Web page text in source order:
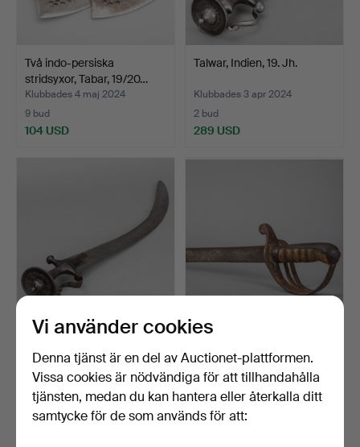
Två indo-persiska
stridsyxor, Tabar, 19/20…
Klubbades 4 maj 2024
9 bud
104 USD
Talwar, Indien, 19. Jh.
Klubbades 3 apr 2024
2 bud
289 USD
Kilidsch-formad talwar,
Indien, 1600-talet…
Klubbades 3 apr 2024
8 bud
577 USD
Sabel med enkelkantigt
blad.
Klubbades 18 mar 2024
1 bud
58 USD
Vi använder cookies
Denna tjänst är en del av Auctionet-plattformen.
Vissa cookies är nödvändiga för att tillhandahålla
tjänsten, medan du kan hantera eller återkalla ditt
samtycke för de som används för att: